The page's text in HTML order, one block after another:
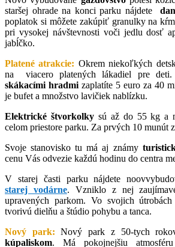
staršej ohrade na konci parku nájdete
poplatok si môžete zakúpiť granulky na
pri vysokej návštevnosti voči jedlu dosť
jabĺčko.
Platené atrakcie: Okrem niekoľkých
na viacero platených lákadiel pre
skákacími hradmi zaplatíte 5 euro za 40
je bufet a množstvo lavičiek nablízku.
Elektrické štvorkolkysú až do 55 kg a
celom priestore parku. Za prvých 10 munút
Svoje stanovisko tu má aj známy
cenu Vás odvezie každú hodinu do centra
V starej časti parku nájdete
starej vodárne. Vzniklo z nej
upravených parkom. Vo svojich
tvorivú dielňu a štúdio pohybu a tanca.
Nový park: Nový park z 50-tych
kúpaliskom. Má pokojnejšiu